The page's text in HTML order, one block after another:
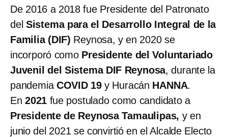
De 2016 a 2018 fue Presidente del Patronato
del Sistema para el Desarrollo Integral de la
Familia (DIF) Reynosa, y en 2020 se
incorporó como Presidente del Voluntariado
Juvenil del Sistema DIF Reynosa, durante la
pandemia COVID 19y Huracán HANNA.
En 2021 fue postulado como candidato a
Presidente de Reynosa Tamaulipas, y en
junio del 2021 se convirtió en el Alcalde Electo